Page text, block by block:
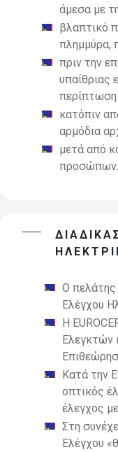
άμεσα με
βλαπτικό
πλημμύρα,
πριν την
υπαίθριας
περίπτωση
κατόπιν
αρμόδια
μετά από
προσώπων.
Ο πελάτης
Ελέγχου
Η
Ελεγκτών
Κατά την
οπτικός
έλεγχος
Στη
Ελέγχου